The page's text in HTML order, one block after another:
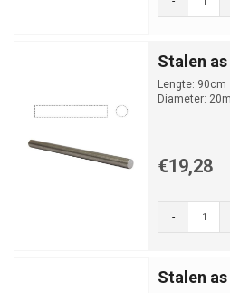
Stalen
Lengte: 90cm
Diameter:
€19,28
-
Stalen